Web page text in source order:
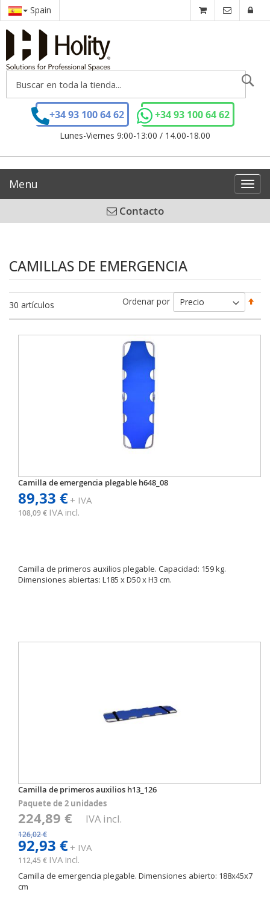
Spain
+34 93 100 64 62 +34 93 100 64 62
Lunes-Viernes 9:00-13:00 / 14.00-18.00
Menu
Contacto
CAMILLAS DE EMERGENCIA
30 artículos Ordenar por
Camilla de emergencia plegable h648_08
89,33 €+ IVA
108,09 € IVA incl.
Camilla de primeros auxilios plegable. Capacidad: 159 kg.
Dimensiones abiertas: L185 x D50 x H3 cm.
Camilla de primeros auxilios h13_126
Paquete de 2 unidades
224,89 € IVA incl.
126,02 €
92,93 €+ IVA
112,45 € IVA incl.
Camilla de emergencia plegable. Dimensiones abierto: 188x45x7
cm